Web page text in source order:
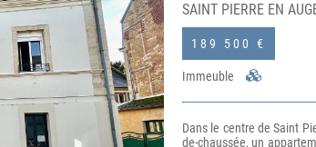
SAINT PIERRE EN
189 500 €
Immeuble
Dans le centre de Saint
de-chaussée, un